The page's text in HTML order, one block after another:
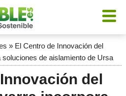
» El Centro de Innovación del
de aislamiento de Ursa
del